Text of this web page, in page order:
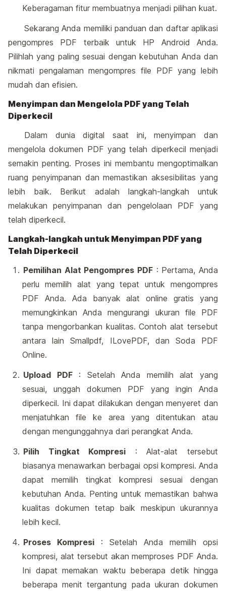
Keberagaman fitur membuatnya menjadi pilihan kuat.
Sekarang Anda memiliki panduan dan daftar aplikasi
pengompres PDF terbaik untuk HP Android Anda.
Pilihlah yang paling sesuai dengan kebutuhan Anda dan
nikmati pengalaman mengompres file PDF yang lebih
mudah dan efisien.
Menyimpan dan Mengelola PDF yang Telah
Diperkecil
Dalam dunia digital saat ini, menyimpan dan
mengelola dokumen PDF yang telah diperkecil menjadi
semakin penting. Proses ini membantu mengoptimalkan
ruang penyimpanan dan memastikan aksesibilitas yang
lebih baik. Berikut adalah langkah-langkah untuk
melakukan penyimpanan dan pengelolaan PDF yang
telah diperkecil.
Langkah-langkah untuk Menyimpan PDF yang
Telah Diperkecil
Pemilihan Alat Pengompres PDF : Pertama, Anda
perlu memilih alat yang tepat untuk mengompres
PDF Anda. Ada banyak alat online gratis yang
memungkinkan Anda mengurangi ukuran file PDF
tanpa mengorbankan kualitas. Contoh alat tersebut
antara lain Smallpdf, ILovePDF, dan Soda PDF
Online.
Upload PDF: Setelah Anda memilih alat yang
sesuai, unggah dokumen PDF yang ingin Anda
diperkecil. Ini dapat dilakukan dengan menyeret dan
menjatuhkan file ke area yang ditentukan atau
dengan mengunggahnya dari perangkat Anda.
Pilih Tingkat Kompresi : Alat-alat tersebut
biasanya menawarkan berbagai opsi kompresi. Anda
dapat memilih tingkat kompresi sesuai dengan
kebutuhan Anda. Penting untuk memastikan bahwa
kualitas dokumen tetap baik meskipun ukurannya
lebih kecil.
Proses Kompresi : Setelah Anda memilih opsi
kompresi, alat tersebut akan memproses PDF Anda.
Ini dapat memakan waktu beberapa detik hingga
beberapa menit tergantung pada ukuran dokumen